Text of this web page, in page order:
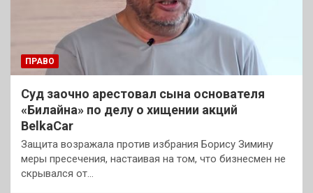
ПРАВО
Суд заочно арестовал сына основателя
«Билайна» по делу о хищении акций
BelkaCar
Защита возражала против избрания Борису Зимину
меры пресечения, настаивая на том, что бизнесмен не
скрывался от…